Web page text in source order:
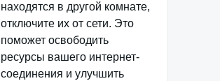
находятся в другой комнате,
отключите их от сети. Это
поможет освободить
ресурсы вашего интернет-
соединения и улучшить